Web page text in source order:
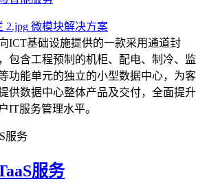
微模块解决方案
ICT基础设施提供的一款采用通道封
包含工程预制的机柜、配电、制冷、监
功能单元的独立的小型数据中心，为客
供数据中心整体产品及交付，全面提升
IT服务管理水平。
服务
服务